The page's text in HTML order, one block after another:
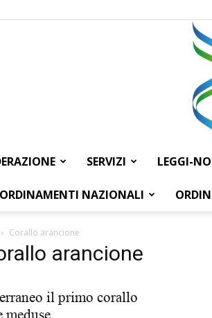
SERVIZI LEGGI-
NAZIONALI
Corallo arancione
arancione
il primo corallo